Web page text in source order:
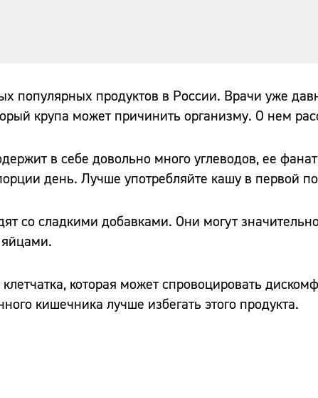
популярных продуктов в России. Врачи уже
крупа может причинить организму. О нем
в себе довольно много углеводов, ее
день. Лучше употребляйте кашу в первой
со сладкими добавками. Они могут
клетчатка, которая может спровоцировать
кишечника лучше избегать этого продукта.